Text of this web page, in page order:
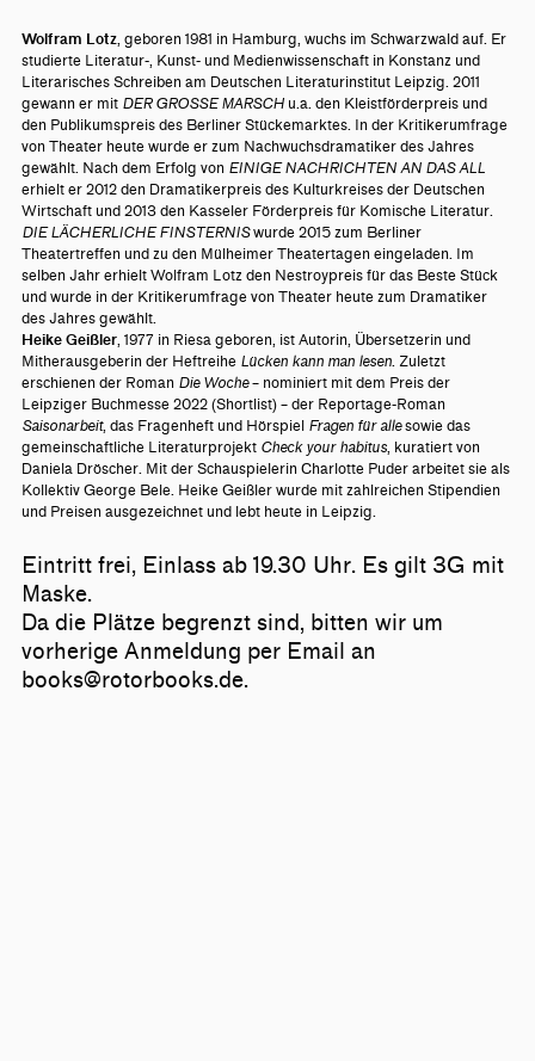
Wolfram Lotz, geboren 1981 in Hamburg, wuchs im Schwarzwald auf. Er
studierte Literatur-, Kunst- und Medienwissenschaft in Konstanz und
Literarisches Schreiben am Deutschen Literaturinstitut Leipzig. 2011
gewann er mit DER GROSSE MARSCHu.a. den Kleistförderpreis und
den Publikumspreis des Berliner Stückemarktes. In der Kritikerumfrage
von Theater heute wurde er zum Nachwuchsdramatiker des Jahres
gewählt. Nach dem Erfolg von EINIGE NACHRICHTEN AN DAS ALL
erhielt er 2012 den Dramatikerpreis des Kulturkreises der Deutschen
Wirtschaft und 2013 den Kasseler Förderpreis für Komische Literatur.
DIE LÄCHERLICHE FINSTERNISwurde 2015 zum Berliner
Theatertreffen und zu den Mülheimer Theatertagen eingeladen. Im
selben Jahr erhielt Wolfram Lotz den Nestroypreis für das Beste Stück
und wurde in der Kritikerumfrage von Theater heute zum Dramatiker
des Jahres gewählt.
Heike Geißler, 1977 in Riesa geboren, ist Autorin, Übersetzerin und
Mitherausgeberin der Heftreihe Lücken kann man lesen. Zuletzt
erschienen der Roman Die Woche– nominiert mit dem Preis der
Leipziger Buchmesse 2022 (Shortlist) – der Reportage-Roman
Saisonarbeit, das Fragenheft und Hörspiel Fragen für allesowie das
gemeinschaftliche Literaturprojekt Check your habitus, kuratiert von
Daniela Dröscher. Mit der Schauspielerin Charlotte Puder arbeitet sie als
Kollektiv George Bele. Heike Geißler wurde mit zahlreichen Stipendien
und Preisen ausgezeichnet und lebt heute in Leipzig.
Eintritt frei, Einlass ab 19.30 Uhr. Es gilt 3G mit
Maske.
Da die Plätze begrenzt sind, bitten wir um
vorherige Anmeldung per Email an
books@rotorbooks.de.